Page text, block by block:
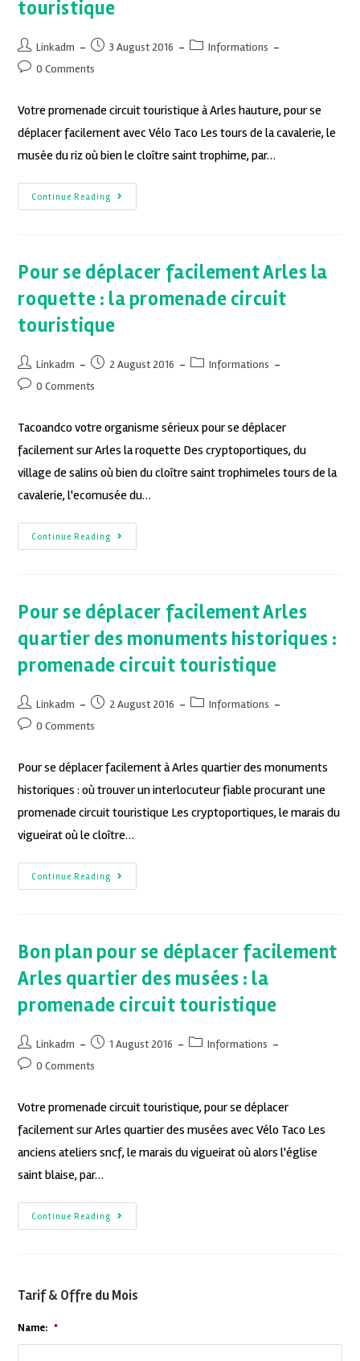
touristique
Linkadm 3 August 2016
Informations
0 Comments
Votre promenade circuit touristique à Arles hauture, pour se
déplacer facilement avec Vélo Taco Les tours de la cavalerie, le
musée du riz où bien le cloître saint trophime, par…
Continue Reading
Pour se déplacer facilement Arles la
roquette : la promenade circuit
touristique
Linkadm 2 August 2016
Informations
0 Comments
Tacoandco votre organisme sérieux pour se déplacer
facilement sur Arles la roquette Des cryptoportiques, du
village de salins où bien du cloître saint trophimeles tours de la
cavalerie, l'ecomusée du…
Continue Reading
Pour se déplacer facilement Arles
quartier des monuments historiques :
promenade circuit touristique
Linkadm 2 August 2016
Informations
0 Comments
Pour se déplacer facilement à Arles quartier des monuments
historiques : où trouver un interlocuteur fiable procurant une
promenade circuit touristique Les cryptoportiques, le marais du
vigueirat où le cloître…
Continue Reading
Bon plan pour se déplacer facilement
Arles quartier des musées : la
promenade circuit touristique
Linkadm 1 August 2016
Informations
0 Comments
Votre promenade circuit touristique, pour se déplacer
facilement sur Arles quartier des musées avec Vélo Taco Les
anciens ateliers sncf, le marais du vigueirat où alors l'église
saint blaise, par…
Continue Reading
Tarif & Offre du Mois
Name: *